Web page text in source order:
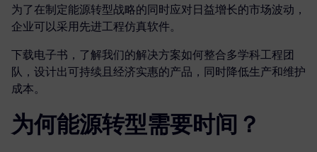
为了在制定能源转型战略的同时应对日益增长的市场波动，
企业可以采用先进工程仿真软件。
下载电子书，了解我们的解决方案如何整合多学科工程团
队，设计出可持续且经济实惠的产品，同时降低生产和维护
成本。
为何能源转型需要时间？